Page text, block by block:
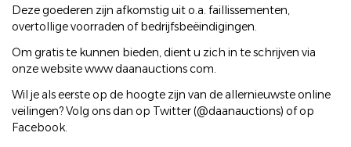
Deze goederen zijn afkomstig uit o.a. faillissementen,
overtollige voorraden of bedrijfsbeëindigingen.
Om gratis te kunnen bieden, dient u zich in te schrijven via
onze website www daanauctions com.
Wil je als eerste op de hoogte zijn van de allernieuwste online
veilingen? Volg ons dan op Twitter (@daanauctions) of op
Facebook.